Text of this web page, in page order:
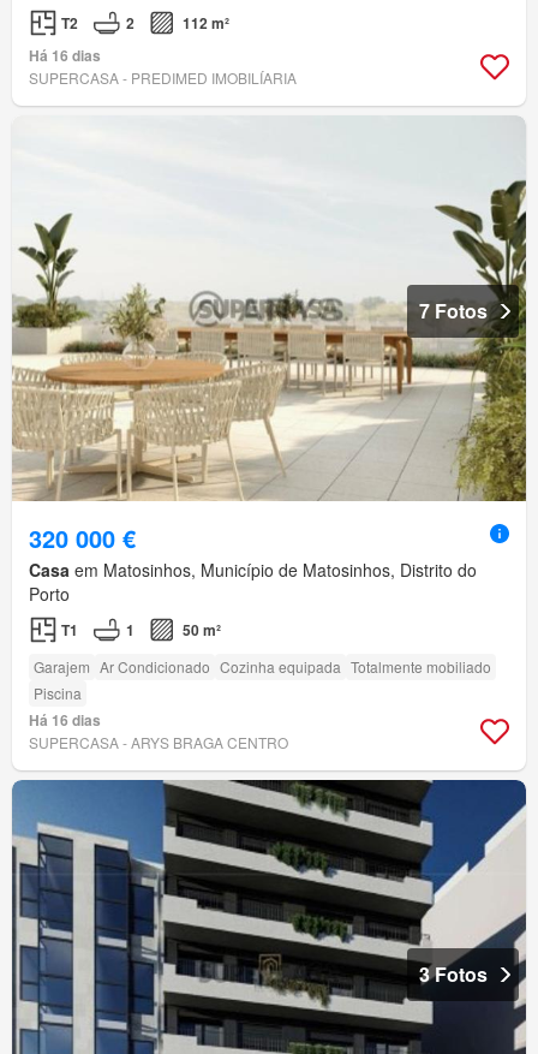
T2 2
112 m²
Há 16 dias
SUPERCASA - PREDIMED IMOBILÍARIA
7 Fotos
320 000 €
Casa em Matosinhos, Município de Matosinhos, Distrito do
Porto
T1 1 50 m²
Garajem Ar Condicionado Cozinha equipada Totalmente mobiliado
Piscina
Há 16 dias
SUPERCASA - ARYS BRAGA CENTRO
3 Fotos